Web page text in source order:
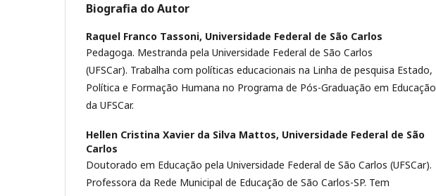
Biografia do Autor
Raquel Franco Tassoni, Universidade Federal de São Carlos
Pedagoga. Mestranda pela Universidade Federal de São Carlos
(UFSCar). Trabalha com políticas educacionais na Linha de pesquisa Estado,
Política e Formação Humana no Programa de Pós-Graduação em Educação
da UFSCar.
Hellen Cristina Xavier da Silva Mattos, Universidade Federal de São
Carlos
Doutorado em Educação pela Universidade Federal de São Carlos (UFSCar).
Professora da Rede Municipal de Educação de São Carlos-SP. Tem